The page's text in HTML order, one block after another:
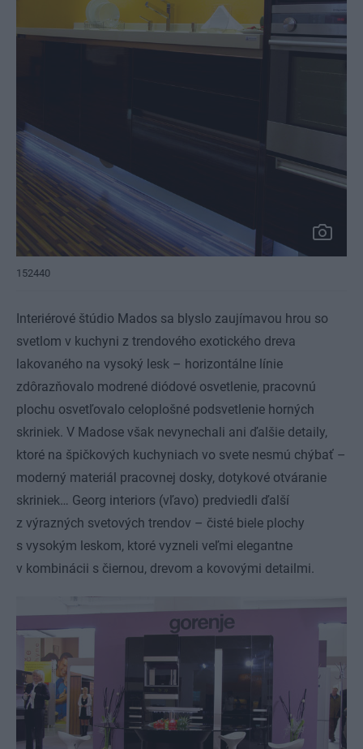
152440
Interiérové štúdio Mados sa blyslo zaujímavou hrou so
svetlom v kuchyni z trendového exotického dreva
lakovaného na vysoký lesk – horizontálne línie
zdôrazňovalo modrené diódové osvetlenie, pracovnú
plochu osvetľovalo celoplošné podsvetlenie horných
skriniek. V Madose však nevynechali ani ďalšie detaily,
ktoré na špičkových kuchyniach vo svete nesmú chýbať –
moderný materiál pracovnej dosky, dotykové otváranie
skriniek… Georg interiors (vľavo) predviedli ďalší
z výrazných svetových trendov – čisté biele plochy
s vysokým leskom, ktoré vyzneli veľmi elegantne
v kombinácii s čiernou, drevom a kovovými detailmi.